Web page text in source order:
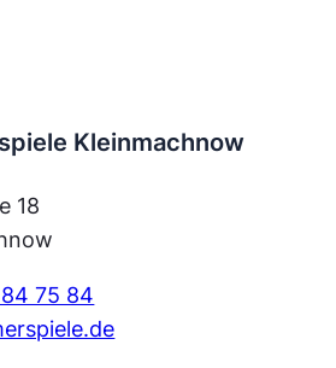
Kleinmachnow
18
75 84